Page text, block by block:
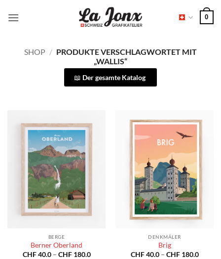
Inhalt
0
SHOP / PRODUKTE VERSCHLAGWORTET MIT
„WALLIS“
Der gesamte Katalog
BERGE
Berner Oberland
CHF40.0 – CHF180.0Preisspanne:
DENKMÄLER
Brig
CHF40.0 – CHF180.0